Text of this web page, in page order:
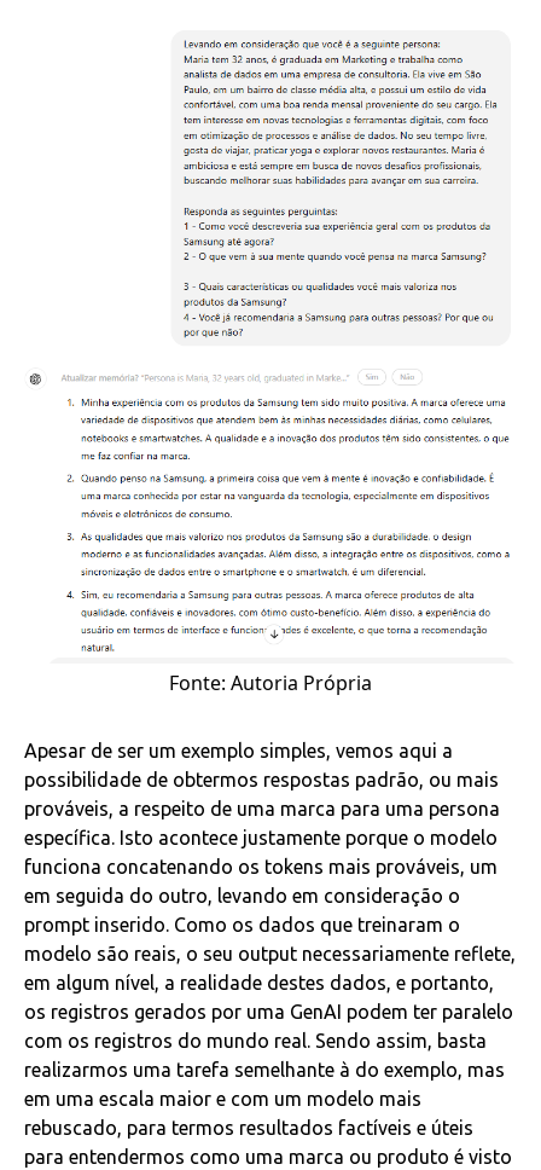
Fonte: Autoria Própria
Apesar de ser um exemplo simples, vemos aqui a
possibilidade de obtermos respostas padrão, ou mais
prováveis, a respeito de uma marca para uma persona
específica. Isto acontece justamente porque o modelo
funciona concatenando os tokens mais prováveis, um
em seguida do outro, levando em consideração o
prompt inserido. Como os dados que treinaram o
modelo são reais, o seu output necessariamente reflete,
em algum nível, a realidade destes dados, e portanto,
os registros gerados por uma GenAI podem ter paralelo
com os registros do mundo real. Sendo assim, basta
realizarmos uma tarefa semelhante à do exemplo, mas
em uma escala maior e com um modelo mais
rebuscado, para termos resultados factíveis e úteis
para entendermos como uma marca ou produto é visto